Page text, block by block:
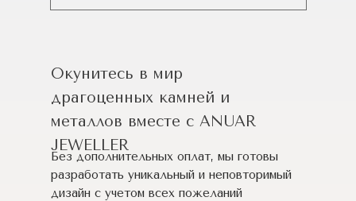
Окунитесь в мир
драгоценных камней и
металлов вместе с ANUAR
JEWELLER
Без дополнительных оплат, мы готовы
разработать уникальный и неповторимый
дизайн c учетом всех пожеланий